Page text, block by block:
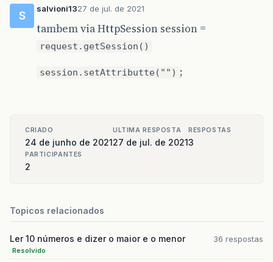
S
salvioni1327 de jul. de 2021
tambem via HttpSession session =
request.getSession()
session.setAttributte("") ;
CRIADO
24 de junho de 2021
ULTIMA RESPOSTA
27 de jul. de 2021
RESPOSTAS
3
PARTICIPANTES
2
Topicos relacionados
Ler 10 números e dizer o maior e o menor
Resolvido
36 respostas